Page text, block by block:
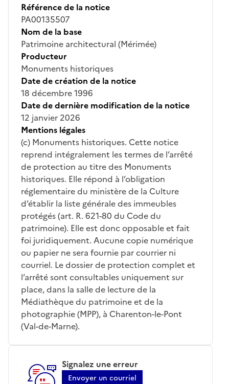
Référence de la notice
PA00135507
Nom de la base
Patrimoine architectural (Mérimée)
Producteur
Monuments historiques
Date de création de la notice
18 décembre 1996
Date de dernière modification de la notice
12 janvier 2026
Mentions légales
(c) Monuments historiques. Cette notice
reprend intégralement les termes de l’arrêté
de protection au titre des Monuments
historiques. Elle répond à l’obligation
réglementaire du ministère de la Culture
d’établir la liste générale des immeubles
protégés (art. R. 621-80 du Code du
patrimoine). Elle est donc opposable et fait
foi juridiquement. Aucune copie numérique
ou papier ne sera fournie par courrier ni
courriel. Le dossier de protection complet et
l’arrêté sont consultables uniquement sur
place, dans la salle de lecture de la
Médiathèque du patrimoine et de la
photographie (MPP), à Charenton-le-Pont
(Val-de-Marne).
Signalez une erreur
Envoyer un courriel